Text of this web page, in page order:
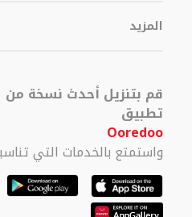
المزيد
قم بتنزيل أحدث نسخة من
تطبيق
Ooredoo
واستمتع بالخدمات التي